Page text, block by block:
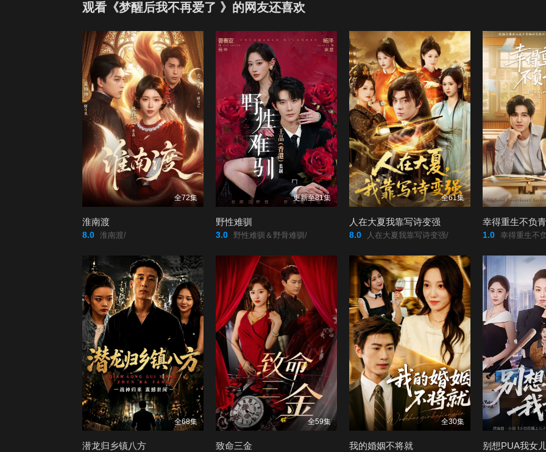
观看《梦醒后我不再爱了 》的网友还喜欢
全72集
淮南渡
8.0 淮南渡/
更新至81集
野性难驯
3.0 野性难驯＆野骨难驯/
全61集
人在大夏我靠写诗变强
8.0 人在大夏我靠写诗变强/
幸得重生不负
1.0 幸得重生不
全68集
潜龙归乡镇八方
全59集
致命三金
全30集
我的婚姻不将就 别想PUA我女